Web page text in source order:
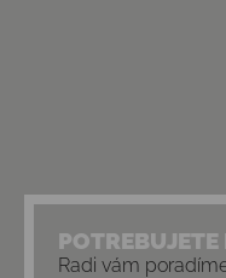
Radi vám